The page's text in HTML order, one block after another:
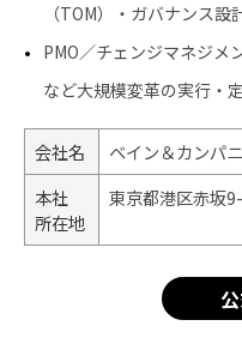
（TOM）・ガバナンス設
PMO／チェンジマネジメ
など大規模変革の実行・
会社名
ベイン＆カンパ
本社
所在地
東京都港区赤坂